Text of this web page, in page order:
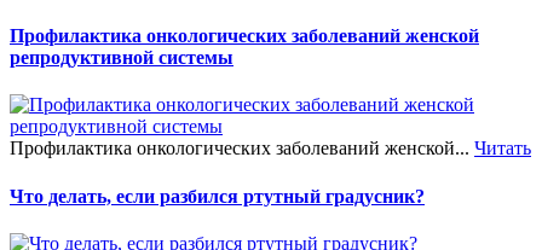
Профилактика онкологических заболеваний женской
репродуктивной системы
Профилактика онкологических заболеваний женской... Читать
Что делать, если разбился ртутный градусник?